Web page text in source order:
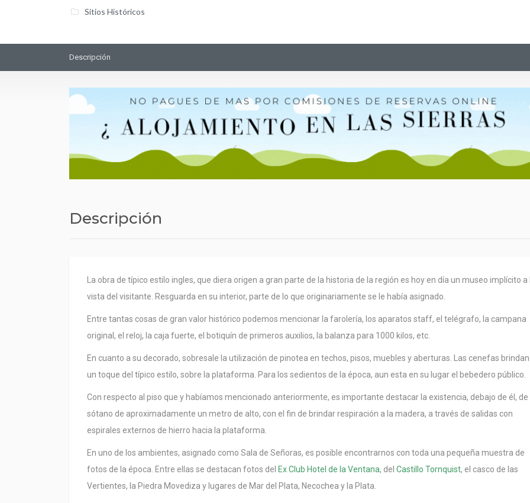
Sitios Históricos
Descripción
Descripción
La obra de típico estilo ingles, que diera origen a gran parte de la historia de la región es hoy en día un museo implícito a
vista del visitante. Resguarda en su interior, parte de lo que originariamente se le había asignado.
Entre tantas cosas de gran valor histórico podemos mencionar la farolería, los aparatos staff, el telégrafo, la campana
original, el reloj, la caja fuerte, el botiquín de primeros auxilios, la balanza para 1000 kilos, etc.
En cuanto a su decorado, sobresale la utilización de pinotea en techos, pisos, muebles y aberturas. Las cenefas brindan
un toque del típico estilo, sobre la plataforma. Para los sedientos de la época, aun esta en su lugar el bebedero público.
Con respecto al piso que y habíamos mencionado anteriormente, es importante destacar la existencia, debajo de él, de
sótano de aproximadamente un metro de alto, con el fin de brindar respiración a la madera, a través de salidas con
espirales externos de hierro hacia la plataforma.
En uno de los ambientes, asignado como Sala de Señoras, es posible encontrarnos con toda una pequeña muestra de
fotos de la época. Entre ellas se destacan fotos del Ex Club Hotel de la Ventana, del Castillo Tornquist, el casco de las
Vertientes, la Piedra Movediza y lugares de Mar del Plata, Necochea y la Plata.